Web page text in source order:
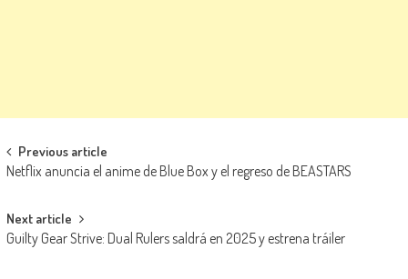
Navegación de entradas
Previous article
Netflix anuncia el anime de Blue Box y el regreso de BEASTARS
Next article
Guilty Gear Strive: Dual Rulers saldrá en 2025 y estrena tráiler